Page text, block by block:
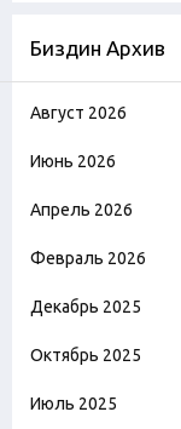
Биздин Архив
Август 2026
Июнь 2026
Апрель 2026
Февраль 2026
Декабрь 2025
Октябрь 2025
Июль 2025